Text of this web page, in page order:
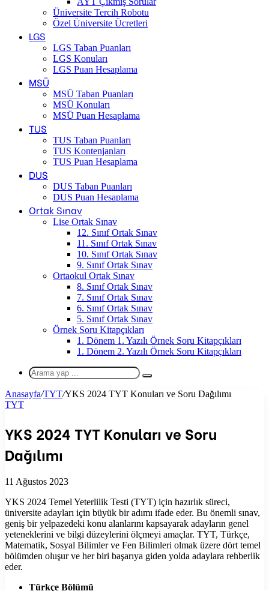
Üniversite Tercih Robotu
Özel Üniversite Ücretleri
LGS
LGS Taban Puanları
LGS Konuları
LGS Puan Hesaplama
MSÜ
MSÜ Taban Puanları
MSÜ Konuları
MSÜ Puan Hesaplama
TUS
TUS Taban Puanları
TUS Kontenjanları
TUS Puan Hesaplama
DUS
DUS Taban Puanları
DUS Puan Hesaplama
Ortak Sınav
Lise Ortak Sınav
12. Sınıf Ortak Sınav
11. Sınıf Ortak Sınav
10. Sınıf Ortak Sınav
9. Sınıf Ortak Sınav
Ortaokul Ortak Sınav
8. Sınıf Ortak Sınav
7. Sınıf Ortak Sınav
6. Sınıf Ortak Sınav
5. Sınıf Ortak Sınav
Örnek Soru Kitapçıkları
1. Dönem 1. Yazılı Örnek Soru Kitapçıkları
1. Dönem 2. Yazılı Örnek Soru Kitapçıkları
Arama
yap
...
Anasayfa/TYT/YKS 2024 TYT Konuları ve Soru Dağılımı
TYT
YKS 2024 TYT Konuları ve Soru
Dağılımı
11 Ağustos 2023
YKS 2024 Temel Yeterlilik Testi (TYT) için hazırlık süreci,
üniversite adayları için büyük bir adımı ifade eder. Bu önemli sınav,
geniş bir yelpazedeki konu alanlarını kapsayarak adayların genel
yeteneklerini ve bilgi düzeylerini ölçmeyi amaçlar. TYT, Türkçe,
Matematik, Sosyal Bilimler ve Fen Bilimleri olmak üzere dört temel
bölümden oluşur ve her biri başarıya giden yolda adaylara rehberlik
eder.
Türkçe Bölümü